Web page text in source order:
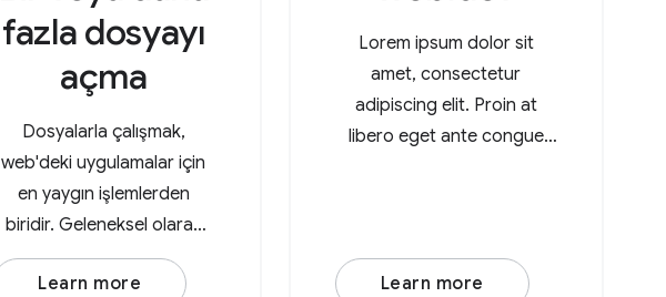
fazla dosyayı
açma
Dosyalarla çalışmak,
web'deki uygulamalar için
en yaygın işlemlerden
biridir. Geleneksel olarak
kullanıcıların bir dosyayı
yüklemesi, dosyada bazı
Learn more
Lorem ipsum dolor sit
amet, consectetur
adipiscing elit. Proin at
libero eget ante congue
mattis sed lorem. Lorem
ipsum dolor sit amet,
Learn more